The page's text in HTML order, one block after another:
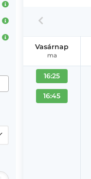
Vasárnap
ma
16:25
16:45